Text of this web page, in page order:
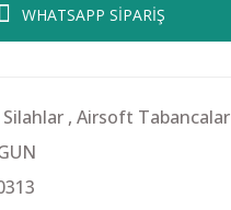
WHATSAPP SİPARİŞ
, Airsoft Tabancalar